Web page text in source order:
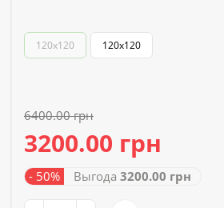
120x120 120х120
6400.00 грн
3200.00 грн
- 50% Выгода 3200.00 грн